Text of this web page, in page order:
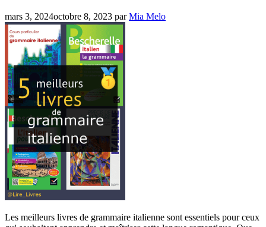
mars 3, 2024octobre 8, 2023 parMia Melo
Les meilleurs livres de grammaire italienne sont essentiels pour ceux